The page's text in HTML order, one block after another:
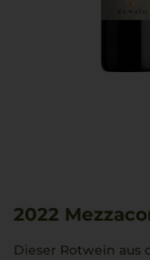
2022
Dieser Rotwein